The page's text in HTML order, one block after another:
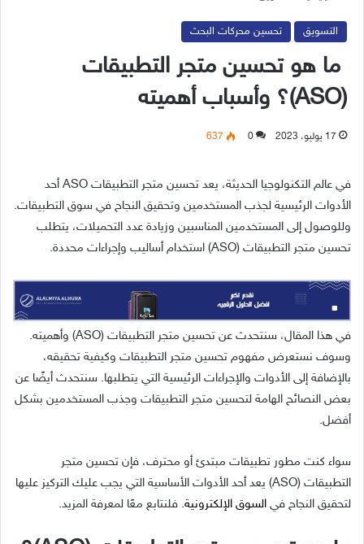
التسويق تحسين محركات البحث
ما هو تحسين متجر التطبيقات
(ASO)؟ وأسباب أهميته
17 يوليو، 2023 0
637
في عالم التكنولوجيا الحديثة، يعد تحسين متجر التطبيقات ASO أحد
الأدوات الرئيسية لجذب المستخدمين وتحقيق النجاح في سوق التطبيقات.
وللوصول إلى المستخدمين المناسبين وزيادة عدد التحميلات، يتطلب
تحسين متجر التطبيقات (ASO) استخدام أساليب وإجراءات محددة.
في هذا المقال، سنتحدث عن تحسين متجر التطبيقات (ASO) وأهميته.
وسوف نستعرض مفهوم تحسين متجر التطبيقات وكيفية تحقيقه،
بالإضافة إلى الأدوات والإجراءات الرئيسية التي يتطلبها. سنتحدث أيضًا عن
بعض النصائح الهامة لتحسين متجر التطبيقات وجذب المستخدمين بشكل
أفضل.
سواء كنت مطور تطبيقات مبتدئ أو محترف، فإن تحسين متجر
التطبيقات (ASO) يعد أحد الأدوات الأساسية التي يجب عليك التركيز عليها
لتحقيق النجاح في السوق الإلكترونية. فلنتابع معًا لمعرفة المزيد.